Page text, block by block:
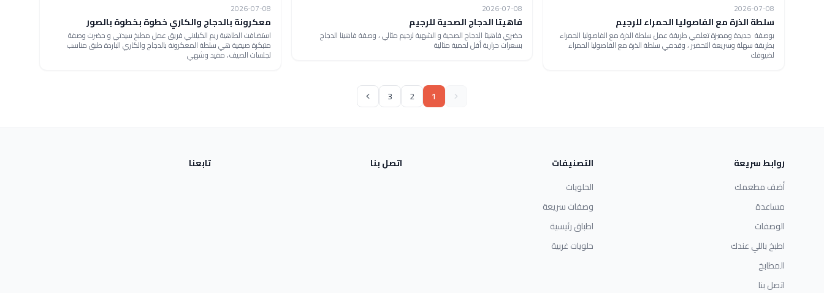
2026-07-08
سلطة الذرة مع الفاصوليا الحمراء للرجيم
بوصفة جديدة ومميزة تعلمي طريقة عمل سلطة الذرة مع الفاصوليا الحمراء
بطريقة سهلة وسريعة التحضير ، وقدمي سلطة الذرة مع الفاصوليا الحمراء
لضيوفك
2026-07-08
فاهيتا الدجاج الصحية للرجيم
حضري فاهيتا الدجاج الصحية و الشهية لرجيم مثالي ، وصفة فاهينا الدجاج
بسعرات حرارية أقل لحمية مثالية
2026-07-08
معكرونة بالدجاج والكاري خطوة بخطوة بالصور
استضافت الطاهية ريم الكيلاني فريق عمل مطبخ سيدتي و حضرت وصفة
متبكرة صيفية هي سلطة المعكرونة بالدجاج والكاري الباردة طبق مناسب
لجلسات الصيف، مفيد وشهي
1
2
3
روابط سريعة
أضف مطعمك
مساعدة
الوصفات
اطبخ باللي عندك
المطابخ
اتصل بنا
التصنيفات
الحلويات
وصفات سريعة
اطباق رئيسية
حلويات غربية
اتصل بنا تابعنا